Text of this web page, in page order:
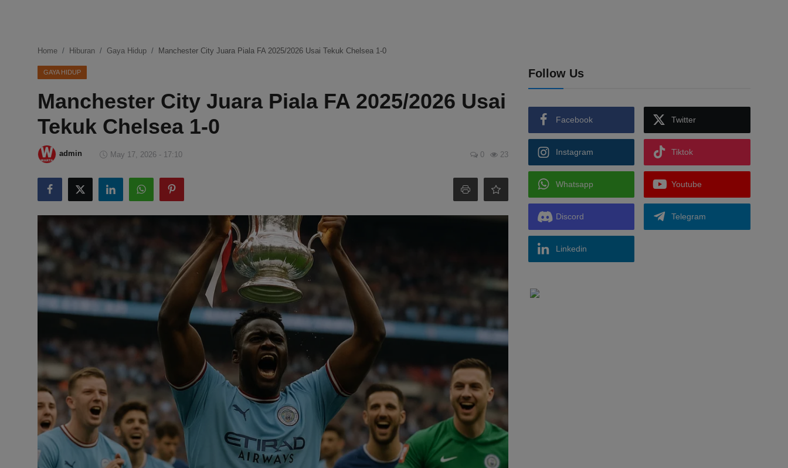
Ekonomi
Internasional
Teknologi
Hiburan
Kesehatan
Home Hiburan Gaya Hidup Manchester City Juara Piala FA 2025/2026 Usai Tekuk Chelsea 1-0
GAYA HIDUP
Manchester City Juara Piala FA 2025/2026 Usai
Tekuk Chelsea 1-0
admin May 17, 2026 - 17:10 0 23
Follow Us
Facebook Twitter
Instagram Tiktok
Whatsapp Youtube
Discord Telegram
Linkedin